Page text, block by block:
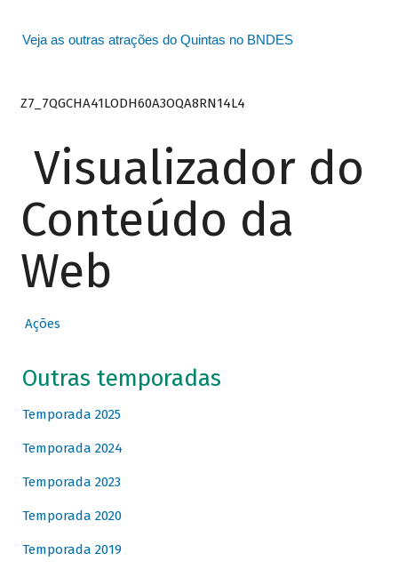
Veja as outras atrações do Quintas no BNDES
Z7_7QGCHA41LODH60A3OQA8RN14L4
Visualizador do
Conteúdo da
Web
Ações
Outras temporadas
Temporada 2025
Temporada 2024
Temporada 2023
Temporada 2020
Temporada 2019